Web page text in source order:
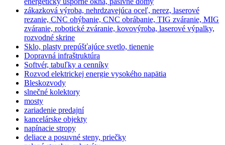
zákazková výroba, nehrdzavejúca oceľ, nerez, laserové
rezanie, CNC ohýbanie, CNC obrábanie, TIG zváranie, MIG
zváranie, robotické zváranie, kovovýroba, laserové výpalky,
rozvodné skrine
Sklo, plasty prepúšťajúce svetlo, tienenie
Dopravná infraštruktúra
Softvér, tabuľky a cenníky
Rozvod elektrickej energie vysokého napätia
Bleskozvody
slnečné kolektory
mosty
zariadenie predajní
kancelárske objekty
napínacie stropy
deliace a posuvné steny, priečky